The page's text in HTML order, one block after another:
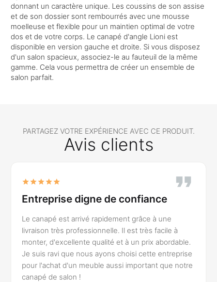
donnant un caractère unique. Les coussins de son assise
et de son dossier sont rembourrés avec une mousse
moelleuse et flexible pour un maintien optimal de votre
dos et de votre corps. Le canapé d'angle Lioni est
disponible en version gauche et droite. Si vous disposez
d'un salon spacieux, associez-le au fauteuil de la même
gamme. Cela vous permettra de créer un ensemble de
salon parfait.
PARTAGEZ VOTRE EXPÉRIENCE AVEC CE PRODUIT.
Avis clients
Entreprise digne de confiance
Le canapé est arrivé rapidement grâce à une
livraison très professionnelle. Il est très facile à
monter, d'excellente qualité et à un prix abordable.
Je suis ravi que nous ayons choisi cette entreprise
pour l'achat d'un meuble aussi important que notre
canapé de salon !